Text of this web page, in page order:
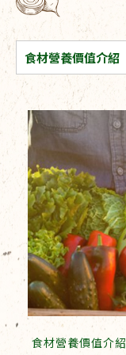
食材營養價值介紹
食材營養價值介紹